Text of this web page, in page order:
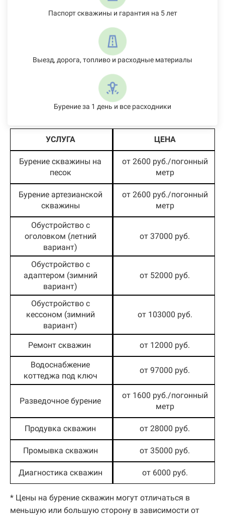
Паспорт скважины и гарантия на 5 лет
Выезд, дорога, топливо и расходные материалы
Бурение за 1 день и все расходники
УСЛУГА ЦЕНА
Бурение скважины на
песок
от 2600 руб./погонный
метр
Бурение артезианской
скважины
от 2600 руб./погонный
метр
Обустройство с
оголовком (летний
вариант)
от 37000 руб.
Обустройство с
адаптером (зимний
вариант)
от 52000 руб.
Обустройство с
кессоном (зимний
вариант)
от 103000 руб.
Ремонт скважин от 12000 руб.
Водоснабжение
коттеджа под ключ
от 97000 руб.
Разведочное бурение
от 1600 руб./погонный
метр
Продувка скважин от 28000 руб.
Промывка скважин от 35000 руб.
Диагностика скважин от 6000 руб.
* Цены на бурение скважин могут отличаться в
меньшую или большую сторону в зависимости от